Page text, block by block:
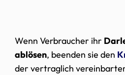
Wenn Verbraucher ihr
ablösen, beenden sie den
der vertraglich